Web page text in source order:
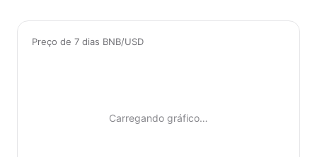
Preço de 7 dias BNB/USD
Carregando gráfico…